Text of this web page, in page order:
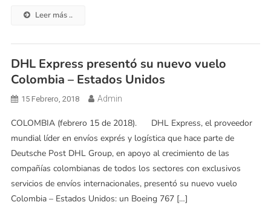
Leer más ..
DHL Express presentó su nuevo vuelo
Colombia – Estados Unidos
15 Febrero, 2018 Admin
COLOMBIA (febrero 15 de 2018). DHL Express, el proveedor
mundial líder en envíos exprés y logística que hace parte de
Deutsche Post DHL Group, en apoyo al crecimiento de las
compañías colombianas de todos los sectores con exclusivos
servicios de envíos internacionales, presentó su nuevo vuelo
Colombia – Estados Unidos: un Boeing 767 […]